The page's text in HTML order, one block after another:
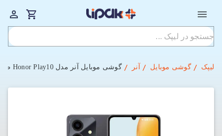
لیپک گوشی موبایل آنر گوشی موبایل آنر مدل Honor Play10 ظرفیت 128GB و رم 4GB